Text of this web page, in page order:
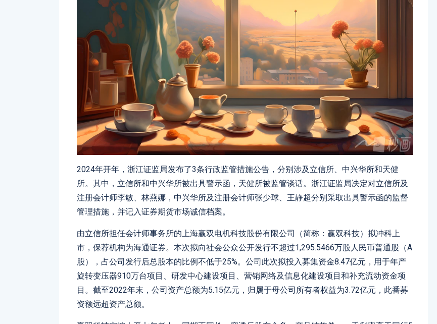
2024年开年，浙江证监局发布了3条行政监管措施公告，分别涉及立信所、中兴华所和天健
所。其中，立信所和中兴华所被出具警示函，天健所被监管谈话。浙江证监局决定对立信所及
注册会计师李敏、林燕娜，中兴华所及注册会计师张少球、王静超分别采取出具警示函的监督
管理措施，并记入证券期货市场诚信档案。
由立信所担任会计师事务所的上海赢双电机科技股份有限公司（简称：赢双科技）拟冲科上
市，保荐机构为海通证券。本次拟向社会公众公开发行不超过1,295.5466万股人民币普通股（A
股），占公司发行后总股本的比例不低于25%。公司此次拟投入募集资金8.47亿元，用于年产
旋转变压器910万台项目、研发中心建设项目、营销网络及信息化建设项目和补充流动资金项
目。截至2022年末，公司资产总额为5.15亿元，归属于母公司所有者权益为3.72亿元，此番募
资额远超资产总额。